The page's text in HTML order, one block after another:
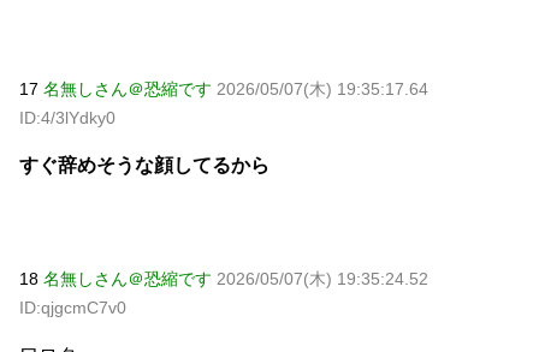
17 名無しさん＠恐縮です 2026/05/07(木) 19:35:17.64
ID:4/3lYdky0
すぐ辞めそうな顔してるから
18 名無しさん＠恐縮です 2026/05/07(木) 19:35:24.52
ID:qjgcmC7v0